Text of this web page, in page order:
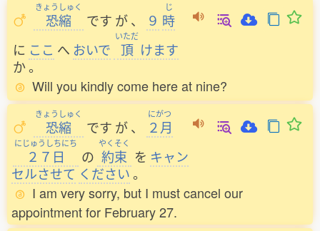
きょうしゅく
恐縮 です が、 ９
じ
時
に ここ へ おいで
いただ
頂 けます
か。
Will you kindly come here at nine?
きょうしゅく
恐縮 です が、
にがつ
２月
にじゅうしちにち
２７日 の
やくそく
約束 を キャン
セルさせて ください。
I am very sorry, but I must cancel our
appointment for February 27.